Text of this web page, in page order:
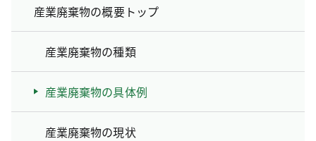
産業廃棄物の概要トップ
産業廃棄物の種類
産業廃棄物の具体例
産業廃棄物の現状